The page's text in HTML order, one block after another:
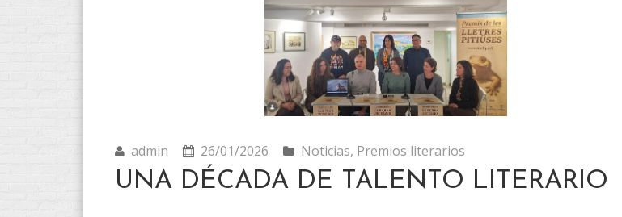
admin 26/01/2026 Noticias, Premios literarios
UNA DÉCADA DE TALENTO LITERARIO